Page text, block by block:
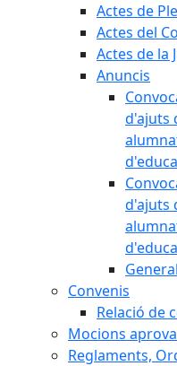
Actes de Ple
Actes del
Actes de la
Anuncis
d'ajuts
d'ajuts
Convenis
Relació de
Mocions
Reglaments,